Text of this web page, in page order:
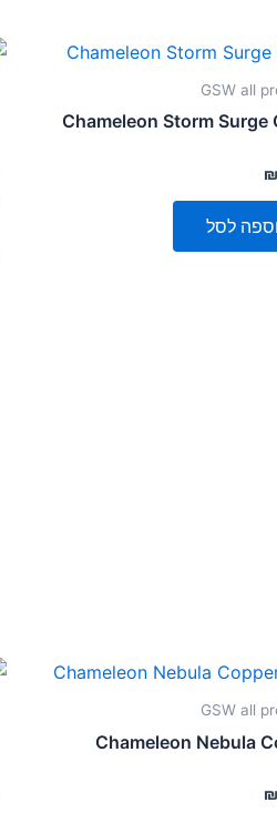
GSW all
Chameleon Storm Surge
₪
לסל
GSW all
Chameleon Nebula
₪